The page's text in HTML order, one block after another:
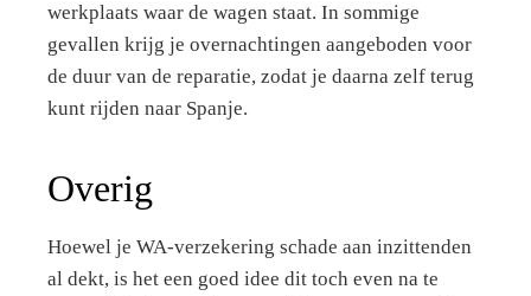
werkplaats waar de wagen staat. In sommige
gevallen krijg je overnachtingen aangeboden voor
de duur van de reparatie, zodat je daarna zelf terug
kunt rijden naar Spanje.
Overig
Hoewel je WA-verzekering schade aan inzittenden
al dekt, is het een goed idee dit toch even na te